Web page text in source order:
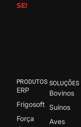
SE!
PRODUTOS
ERP
Frigosoft
Força
SOLUÇÕES
Bovinos
Suínos
Aves